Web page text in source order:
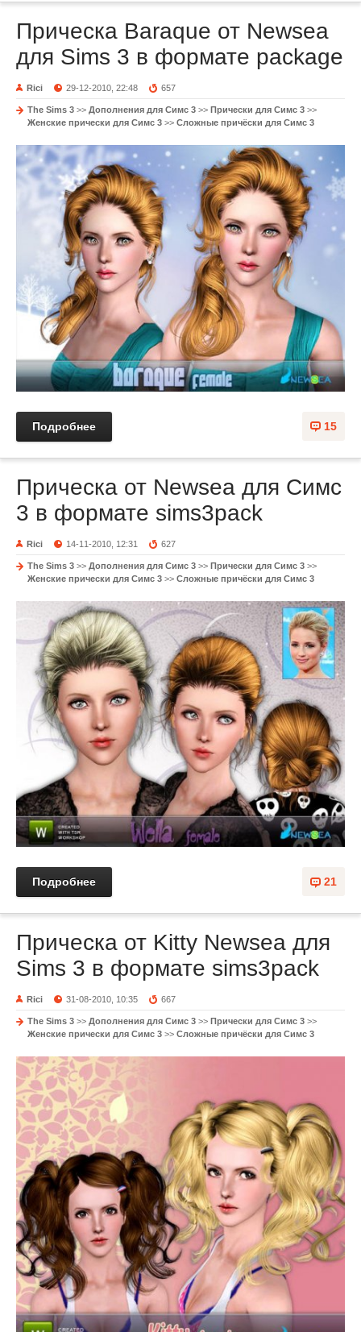
Прическа Baraque от Newsea
для Sims 3 в формате package
Rici 29-12-2010, 22:48 657
The Sims 3 >> Дополнения для Симс 3 >> Прически для Симс 3 >>
Женские прически для Симс 3 >> Сложные причёски для Симс 3
15
Подробнее
Прическа от Newsea для Симс
3 в формате sims3pack
Rici 14-11-2010, 12:31 627
The Sims 3 >> Дополнения для Симс 3 >> Прически для Симс 3 >>
Женские прически для Симс 3 >> Сложные причёски для Симс 3
21
Подробнее
Прическа от Kitty Newsea для
Sims 3 в формате sims3pack
Rici 31-08-2010, 10:35 667
The Sims 3 >> Дополнения для Симс 3 >> Прически для Симс 3 >>
Женские прически для Симс 3 >> Сложные причёски для Симс 3